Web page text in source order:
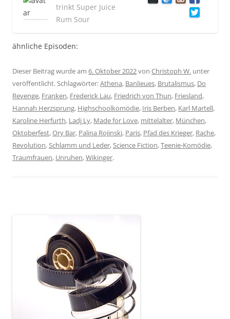
trinkt Super Juice
Rum Sour
ähnliche Episoden:
Dieser Beitrag wurde am 6. Oktober 2022von Christoph W. unter
veröffentlicht. Schlagwörter:Athena, Banlieues, Brutalismus, Do
Revenge, Franken, Frederick Lau, Friedrich von Thun, Friesland,
Hannah Herzsprung, Highschoolkomödie, Iris Berben, Karl Martell,
Karoline Herfurth, Ladj Ly, Made for Love, mittelalter, München,
Oktoberfest,Ory Bar, Palina Rojinski, Paris, Pfad des Krieger, Rache,
Revolution,Schlamm und Leder,Science Fiction,Teenie-Komödie,
Traumfrauen, Unruhen,Wikinger.